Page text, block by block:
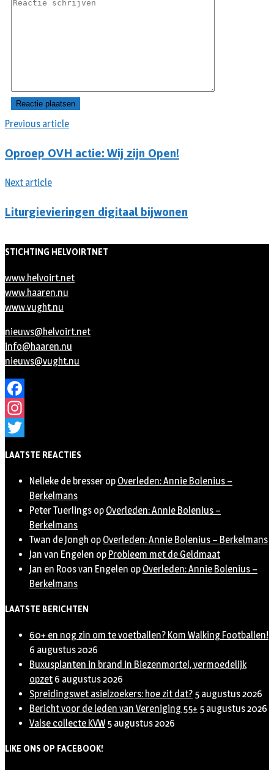
Previous article
Oproep OVH actie: Wij zijn Open!
Next article
Liturgievieringen digitaal bijwonen
STICHTING HELVOIRTNET
www.helvoirt.net
www.haaren.nu
www.vught.nu
nieuws@helvoirt.net
info@haaren.nu
nieuws@vught.nu
Facebook
Instagram
LAATSTE REACTIES
Nelleke de bresser op Overleden: Annie Bolenius –
Berkelmans
Peter Tuerlings op Overleden: Annie Bolenius –
Berkelmans
Twan de Jongh op Overleden: Annie Bolenius – Berkelmans
Jan van Engelen op Probleem met de Geldmaat
Jan en Roos van Engelen op Overleden: Annie Bolenius –
Berkelmans
LAATSTE BERICHTEN
60+ en nog zin om te voetballen? Kom Walking Footballen!
6 augustus 2026
Buxusplanten in brand in Biezenmortel, vermoedelijk
opzet 6 augustus 2026
Spreidingswet asielzoekers: hoe zit dat? 5 augustus 2026
Bericht voor de leden van Vereniging 55+ 5 augustus 2026
Valse collecte KVW 5 augustus 2026
LIKE ONS OP FACEBOOK!